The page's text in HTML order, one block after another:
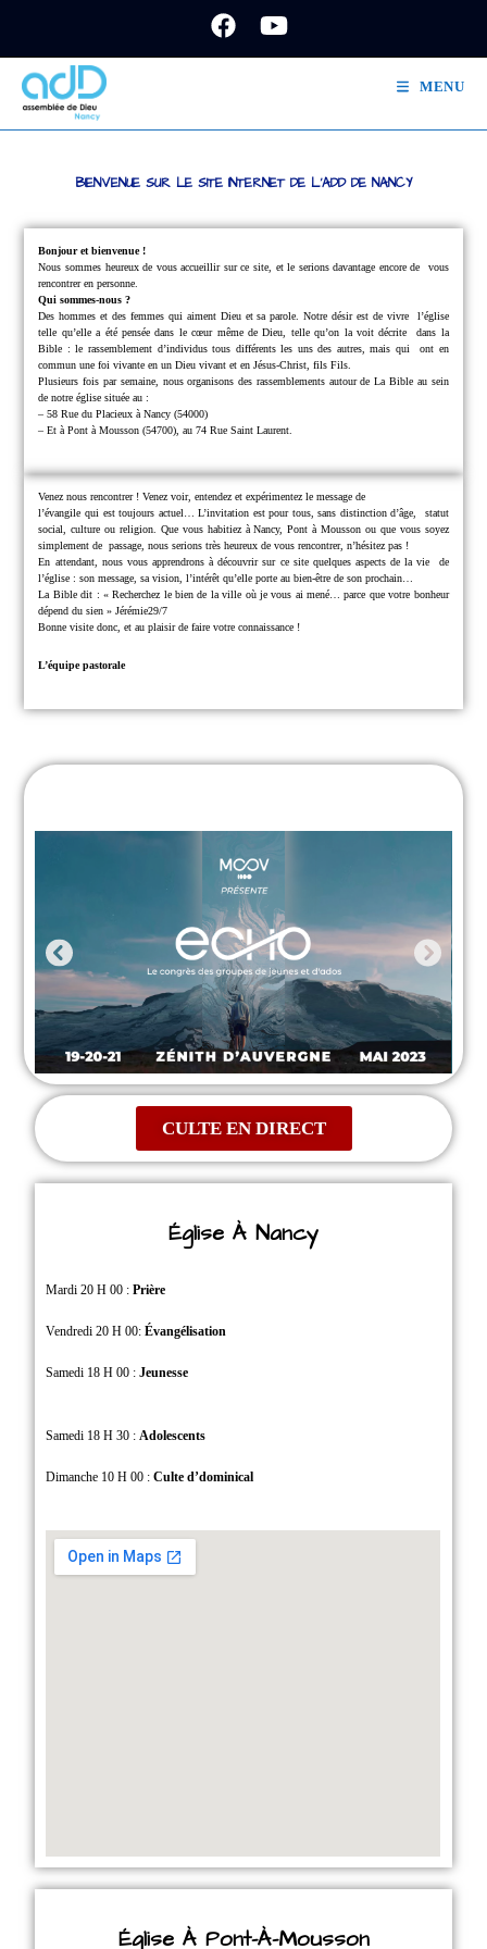
MENU
BIENVENUE SUR LE SITE INTERNET DE L'ADD DE NANCY
Bonjour et bienvenue !
Nous sommes heureux de vous accueillir sur ce site, et le serions davantage encore de vous
rencontrer en personne.
Qui sommes-nous ?
Des hommes et des femmes qui aiment Dieu et sa parole.Notre désir est de vivre l’église
telle qu’elle a été pensée dans le cœur même de Dieu, telle qu’on la voit décritedans la
Bible : le rassemblement d’individus tous différents les uns des autres, mais quiont en
commun une foi vivante en un Dieu vivant et en Jésus-Christ, fils Fils.
Plusieurs fois par semaine, nous organisons des rassemblements autour de La Bible au sein
de notre église située au :
– 58 Rue du Placieux à Nancy (54000)
– Et à Pont à Mousson (54700), au 74 Rue Saint Laurent.
Venez nous rencontrer !Venez voir, entendez et expérimentez le message de
l’évangile qui est toujours actuel… L’invitation est pour tous, sans distinction d’âge, statut
social, culture ou religion. Que vous habitiez à Nancy, Pont à Mousson ou que vous soyez
simplement depassage, nous serions très heureux de vous rencontrer, n’hésitez pas !
En attendant, nous vous apprendrons à découvrir sur ce site quelques aspects de la vie de
l’église : son message, sa vision, l’intérêt qu’elle porte au bien-être de son prochain…
La Bible dit : « Recherchez le bien de la ville où je vous ai mené… parce quevotre bonheur
dépend du sien » Jérémie29/7
Bonne visite donc, et au plaisir de faire votre connaissance !
L’équipe pastorale
CULTE EN DIRECT
Église À Nancy
Mardi 20 H 00 :Prière
Vendredi 20 H 00: Évangélisation
Samedi 18 H 00 :Jeunesse
Samedi 18 H 30 :Adolescents
Dimanche 10 H 00 :Culte d’dominical
Église À Pont-À-Mousson